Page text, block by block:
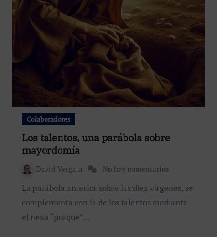
Colaboradores
Los talentos, una parábola sobre
mayordomía
David Vergara No hay comentarios
La parábola anterior sobre las diez vírgenes, se
complementa con la de los talentos mediante
el nexo “porque”…